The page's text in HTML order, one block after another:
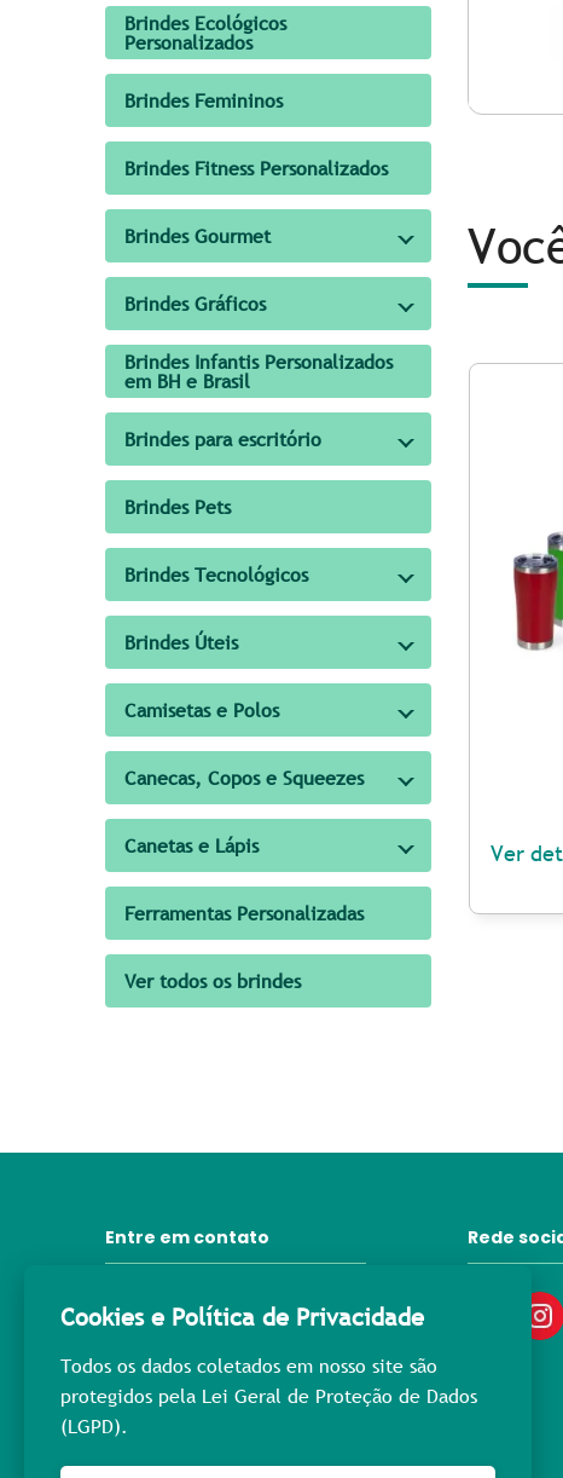
Brindes Ecológicos
Personalizados
Brindes Femininos
Brindes Fitness Personalizados
Brindes Gourmet
Brindes Gráficos
Brindes Infantis Personalizados
em BH e Brasil
Brindes para escritório
Brindes Pets
Brindes Tecnológicos
Brindes Úteis
Camisetas e Polos
Canecas, Copos e Squeezes
Canetas e Lápis
Ferramentas Personalizadas
Ver todos os brindes
Ver
Entre em contato
31 3372-6092
31 98445-3976
Rede
Cookies e Política de Privacidade
Todos os dados coletados em nosso site são
protegidos pela Lei Geral de Proteção de Dados
(LGPD).